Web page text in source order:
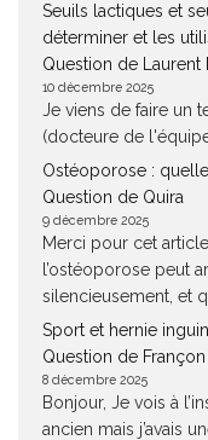
Seuils lactiques et
déterminer et les
Question de Laurent
10 décembre 2025
Je viens de faire un
(docteure de
Ostéoporose :
Question de Quira
9 décembre 2025
Merci pour cet
l’ostéoporose peut
silencieusement, et
Sport et hernie
Question de Françon
8 décembre 2025
Bonjour, Je vois à
ancien mais j’avais